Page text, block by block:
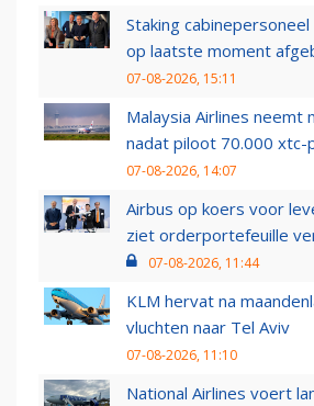
Staking cabinepersoneel
op laatste moment
07-08-2026, 15:11
Malaysia Airlines neemt
nadat piloot 70.000 xtc-
07-08-2026, 14:07
Airbus op koers voor
ziet orderportefeuille
07-08-2026, 11:44
KLM hervat na
vluchten naar Tel Aviv
07-08-2026, 11:10
National Airlines voert